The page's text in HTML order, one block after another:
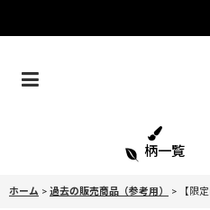
柄一覧
ホーム > 過去の販売商品（参考用） > 【限